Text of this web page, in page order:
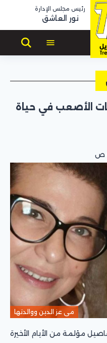
رئيس مجلس الإدارة
نور العاشق
الأصعب في حياة
مى عز الدين ووالدتها
مؤلمة من الأيام الأخيرة